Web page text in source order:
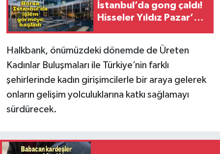
İstanbul’da gong çaldı!
Hisseler Yıldız Pazar’da
Halkbank, önümüzdeki dönemde de Üreten
Kadınlar Buluşmaları ile Türkiye’nin farklı
şehirlerinde kadın girişimcilerle bir araya gelerek
onların gelişim yolculuklarına katkı sağlamayı
sürdürecek.